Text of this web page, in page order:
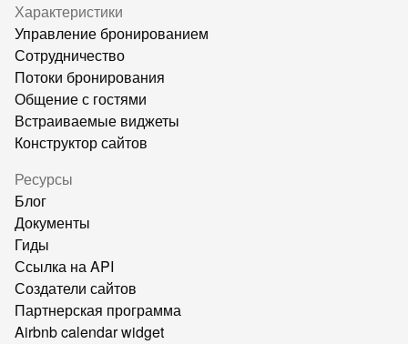
Характеристики
Управление бронированием
Сотрудничество
Потоки бронирования
Общение с гостями
Встраиваемые виджеты
Конструктор сайтов
Ресурсы
Блог
Документы
Гиды
Ссылка на API
Создатели сайтов
Партнерская программа
Airbnb calendar widget